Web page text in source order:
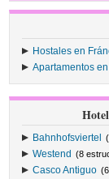
Hostales en
Apartamentos
Bahnhofsviertel
Westend (8
Casco Antiguo